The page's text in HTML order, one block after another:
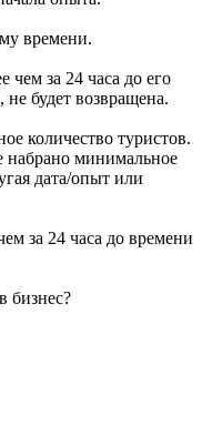
времени.
чем за 24 часа до его
будет возвращена.
количество туристов.
набрано минимальное
дата/опыт или
за 24 часа до времени
бизнес?